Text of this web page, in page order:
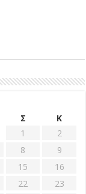
Σ
Κ
1
2
8
9
15
16
22
23